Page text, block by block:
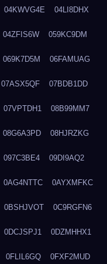
04KWVG4E 04LI8DHX
04ZFIS6W 059KC9DM
069K7D5M 06FAMUAG
07ASX5QF 07BDB1DD
07VPTDH1 08B99MM7
08G6A3PD 08HJRZKG
097C3BE4 09DI9AQ2
0AG4NTTC 0AYXMFKC
0BSHJVOT 0C9RGFN6
0DCJSPJ1 0DZMHHX1
0FLIL6GQ 0FXF2MUD